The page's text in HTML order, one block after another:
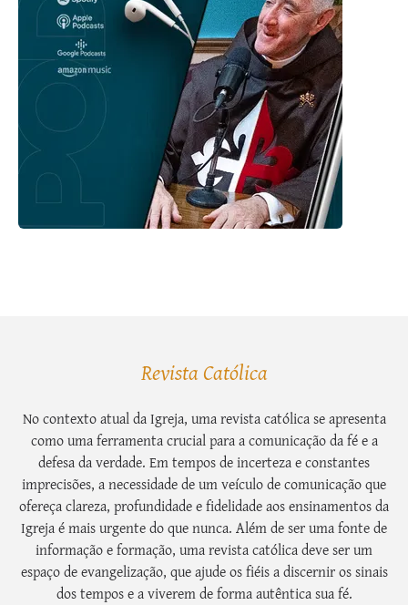
Revista Católica
No contexto atual da Igreja, uma revista católica se apresenta
como uma ferramenta crucial para a comunicação da fé e a
defesa da verdade. Em tempos de incerteza e constantes
imprecisões, a necessidade de um veículo de comunicação que
ofereça clareza, profundidade e fidelidade aos ensinamentos da
Igreja é mais urgente do que nunca. Além de ser uma fonte de
informação e formação, uma revista católica deve ser um
espaço de evangelização, que ajude os fiéis a discernir os sinais
dos tempos e a viverem de forma autêntica sua fé.